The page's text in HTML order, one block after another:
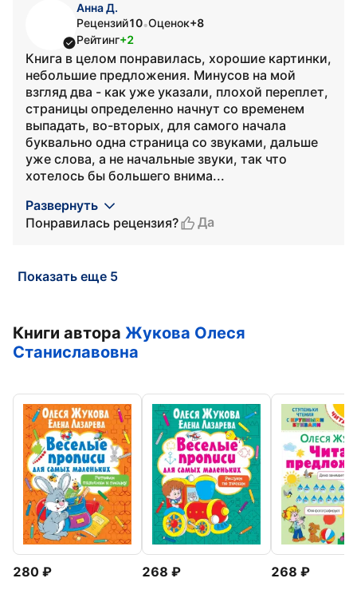
Анна Д.
Рецензий10•Оценок+8
Рейтинг+2
Книга в целом понравилась, хорошие картинки,
небольшие предложения. Минусов на мой
взгляд два - как уже указали, плохой переплет,
страницы определенно начнут со временем
выпадать, во-вторых, для самого начала
буквально одна страница со звуками, дальше
уже слова, а не начальные звуки, так что
хотелось бы большего внима...
Развернуть
Понравилась рецензия?
Да
Показать еще 5
Книги автора Жукова Олеся
Станиславовна
280
268
268